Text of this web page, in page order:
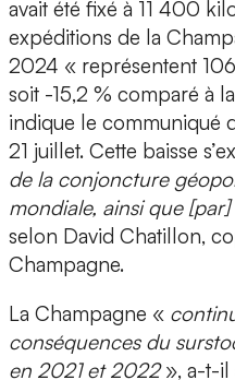
avait été fixé à 11 400
expéditions de la
2024 « représentent
soit -15,2 % comparé à
indique le communiqué
21 juillet. Cette baisse
de la conjoncture
mondiale, ainsi que
selon David Chatillon,
Champagne.
La Champagne «
conséquences du
en 2021 et 2022», a-t-il